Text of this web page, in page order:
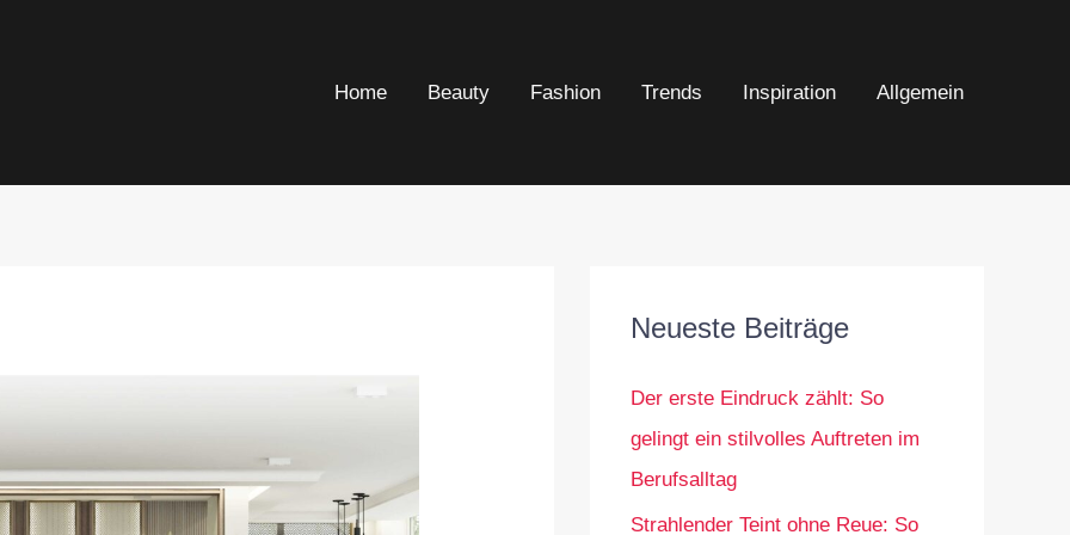
Home Beauty Fashion Trends Inspiration Allgemein
Neueste Beiträge
Der erste Eindruck zählt: So
gelingt ein stilvolles Auftreten im
Berufsalltag
Strahlender Teint ohne Reue: So